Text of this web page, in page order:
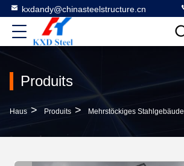
kxdandy@chinasteelstructure.cn
Produits
Haus > Produits > Mehrstöckiges Stahlgebäude